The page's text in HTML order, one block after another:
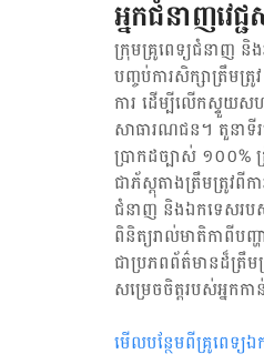
អ្នកជំនាញវេ
ក្រុមគ្រូពេទ្យជំនាញ និ
បញ្ចប់ការសិក្សាត្រឹមត្
ការ ដើម្បីលើកស្ទួយ​
សាធារណជន។ តួនាទីរ
ប្រាកដ​ច្បាស់ ១០០%
ជា​ភ័ស្តុតាង​ត្រឹមត្រូវ​ពី​
ជំនាញ និង​ឯកទេស​របស់
ពិនិត្យ​រាល់​មាតិកា​ពី​ប
ជា​ប្រភព​ព័ត៌មាន​ដ៏​ត្
សម្រេចចិត្ត​របស់​អ្នក​ក
មើល​បន្ថែម​ពី​គ្រូពេទ្យ​